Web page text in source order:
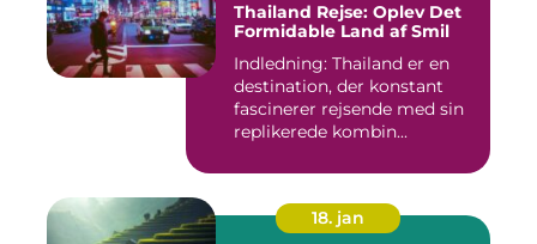
Thailand Rejse: Oplev Det
Formidable Land af Smil
Indledning: Thailand er en
destination, der konstant
fascinerer rejsende med sin
replikerede kombin...
18. jan